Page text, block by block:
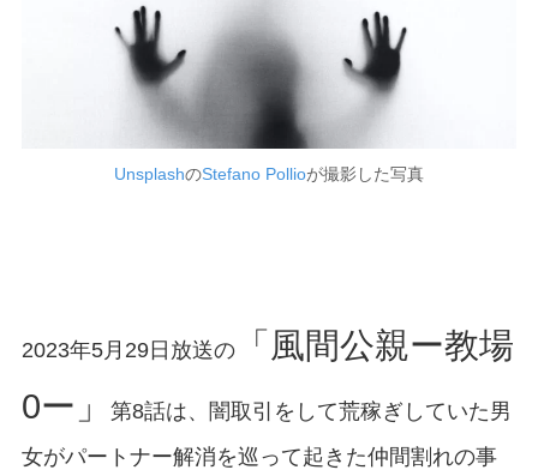
UnsplashのStefano Pollioが撮影した写真
2023年5月29日放送の「風間公親ー教場
0ー」
第8話は、闇取引をして荒稼ぎしていた男
女がパートナー解消を巡って起きた仲間割れの事